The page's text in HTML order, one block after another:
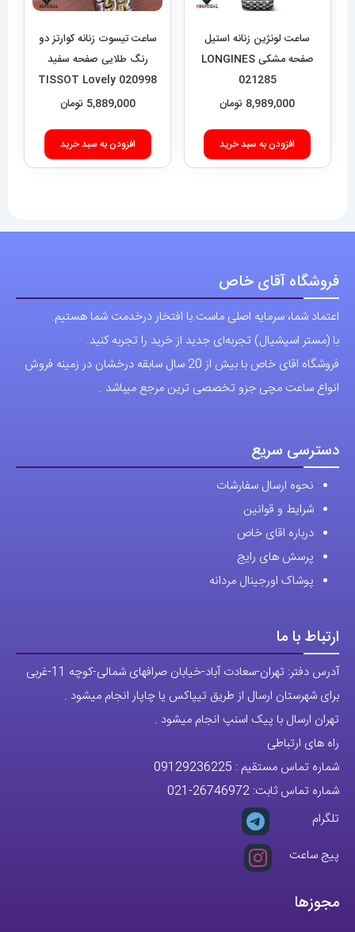
است
در
صفحه
شوند
ساعت لونژین زنانه استیل
صفحه مشکی LONGINES
021285
8,989,000 تومان
افزودن به سبد خرید
ساعت تیسوت زنانه کوارتز دو
رنگ طلایی صفحه سفید
020998 TISSOT Lovely
5,889,000 تومان
افزودن به سبد خرید
فروشگاه آقای خاص
اعتماد شما، سرمایه اصلی ماست.با افتخار درخدمت شما هستیم.
با (مستر اسپشیال) تجربه‌ای جدید از خرید را تجربه کنید.
فروشگاه اقای خاص با بیش از 20 سال سابقه درخشان در زمینه فروش
انواع ساعت مچی جزو تخصصی ترین مرجع میباشد .
دسترسی سریع
نحوه ارسال سفارشات
شرایط و قوانین
درباره اقای خاص
پرسش های رایج
پوشاک اورجینال مردانه
ارتباط با ما
آدرس دفتر: تهران-سعادت آباد-خیابان صرافهای شمالی-کوچه 11-غربی
برای شهرستان ارسال از طریق تیپاکس یا چاپار انجام میشود .
تهران ارسال با پیک اسنپ انجام میشود .
راه های ارتباطی
شماره تماس مستقیم : 09129236225
شماره تماس ثابت: 26746972
-021
تلگرام
پیج ساعت
مجوزها